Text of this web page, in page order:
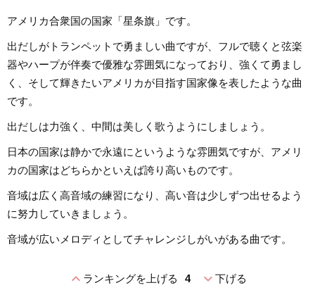
アメリカ合衆国の国家「星条旗」です。
出だしがトランペットで勇ましい曲ですが、フルで聴くと弦楽
器やハープが伴奏で優雅な雰囲気になっており、強くて勇まし
く、そして輝きたいアメリカが目指す国家像を表したような曲
です。
出だしは力強く、中間は美しく歌うようにしましょう。
日本の国家は静かで永遠にというような雰囲気ですが、アメリ
カの国家はどちらかといえば誇り高いものです。
音域は広く高音域の練習になり、高い音は少しずつ出せるよう
に努力していきましょう。
音域が広いメロディとしてチャレンジしがいがある曲です。
expand_lessランキングを上げる 4 expand_more下げる